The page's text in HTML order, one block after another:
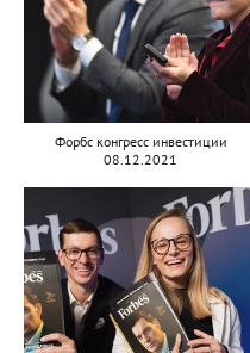
Форбс конгресс инвестиции
08.12.2021